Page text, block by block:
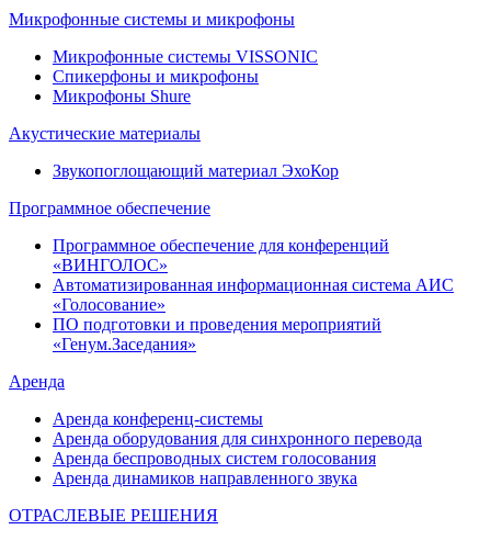
Микрофонные системы и микрофоны
Микрофонные системы VISSONIC
Спикерфоны и микрофоны
Микрофоны Shure
Акустические материалы
Звукопоглощающий материал ЭхоКор
Программное обеспечение
Программное обеспечение для конференций
«ВИНГОЛОС»
Автоматизированная информационная система АИС
«Голосование»
ПО подготовки и проведения мероприятий
«Генум.Заседания»
Аренда
Аренда конференц-системы
Аренда оборудования для синхронного перевода
Аренда беспроводных систем голосования
Аренда динамиков направленного звука
ОТРАСЛЕВЫЕ РЕШЕНИЯ